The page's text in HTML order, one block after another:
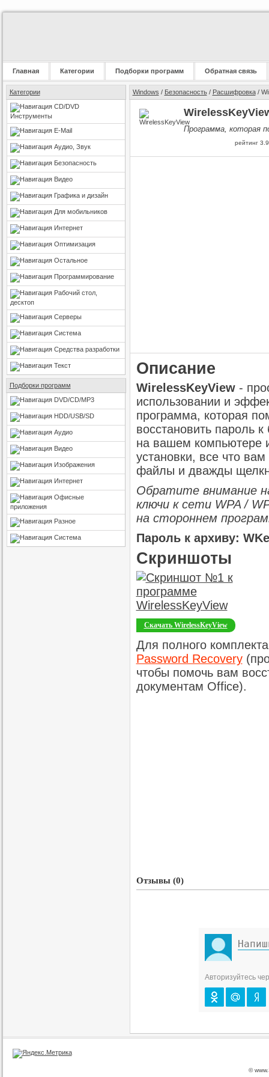
Главная Категории Подборки программ Обратная связь
Категории
CD/DVD
Инструменты
E-Mail
Аудио, Звук
Безопасность
Видео
Графика и дизайн
Для мобильников
Интернет
Оптимизация
Остальное
Программирование
Рабочий стол,
десктоп
Серверы
Система
Средства разработки
Текст
Подборки программ
DVD/CD/MP3
HDD/USB/SD
Аудио
Видео
Изображения
Интернет
Офисные
приложения
Разное
Система
Windows / Безопасность/ Расшифровка/
Программа, которая
рейтинг 3.9
Описание
WirelessKeyView-
использовании и
программа, которая
восстановить пароль
на вашем компьютере
установки, все что
файлы и дважды
Обратите внимание
ключи к сети WPA /
на стороннем
Пароль к архиву:
Скриншоты
Скачать WirelessKeyView
Для полного
Password Recovery
чтобы помочь вам
документам Office).
Отзывы (0)
Авторизуйтесь
©